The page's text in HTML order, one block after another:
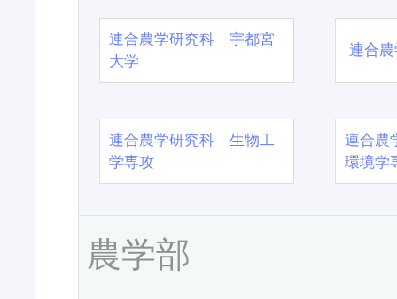
連合農学研究科 宇都宮
大学
連合
連合農学研究科 生物工
学専攻
連合農
環境学
農学部